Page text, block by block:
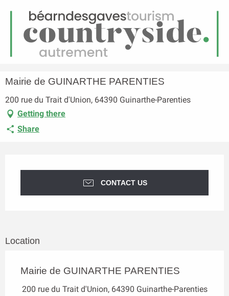
Menu
Homepage Mairie de GUINARTHE PARENTIES
Mairie de GUINARTHE PARENTIES
200 rue du Trait d'Union, 64390 Guinarthe-Parenties
Getting there
Share
CONTACT US
Location
Mairie de GUINARTHE PARENTIES
200 rue du Trait d'Union, 64390 Guinarthe-Parenties